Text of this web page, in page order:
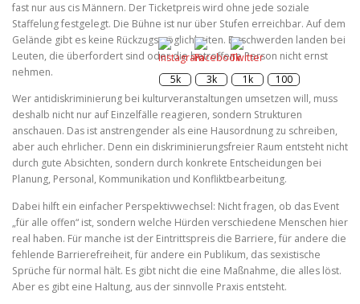
fast nur aus cis Männern. Der Ticketpreis wird ohne jede soziale
Staffelung festgelegt. Die Bühne ist nur über Stufen erreichbar. Auf dem
Gelände gibt es keine Rückzugsmöglichkeiten. Beschwerden landen bei
Leuten, die überfordert sind oder die betroffene Person nicht ernst
nehmen.
Wer antidiskriminierung bei kulturveranstaltungen umsetzen will, muss
deshalb nicht nur auf Einzelfälle reagieren, sondern Strukturen
anschauen. Das ist anstrengender als eine Hausordnung zu schreiben,
aber auch ehrlicher. Denn ein diskriminierungsfreier Raum entsteht nicht
durch gute Absichten, sondern durch konkrete Entscheidungen bei
Planung, Personal, Kommunikation und Konfliktbearbeitung.
Dabei hilft ein einfacher Perspektivwechsel: Nicht fragen, ob das Event
„für alle offen“ ist, sondern welche Hürden verschiedene Menschen hier
real haben. Für manche ist der Eintrittspreis die Barriere, für andere die
fehlende Barrierefreiheit, für andere ein Publikum, das sexistische
Sprüche für normal hält. Es gibt nicht die eine Maßnahme, die alles löst.
Aber es gibt eine Haltung, aus der sinnvolle Praxis entsteht.
5k 3k 1k 100